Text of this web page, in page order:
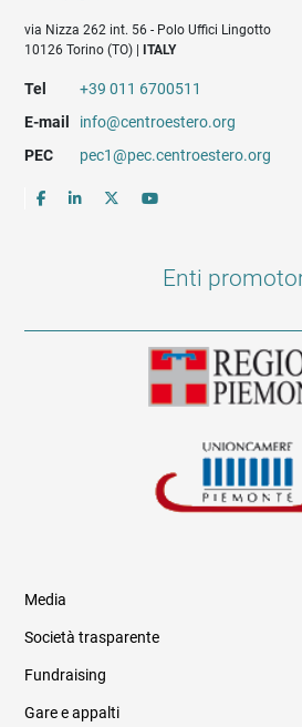
via Nizza 262 int. 56 - Polo Uffici Lingotto
10126 Torino (TO) |ITALY
Tel
+39 011 6700511
E-mail
info@centroestero.org
PEC
pec1@pec.centroestero.org
Enti
Informazioni legali e
Media
Società trasparente
Fundraising
Gare e appalti